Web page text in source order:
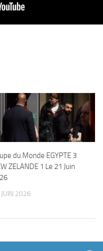
du Monde EGYPTE 3
ZELANDE 1 Le 21 Juin
2026